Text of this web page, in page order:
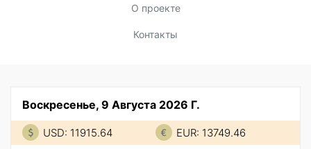
О проекте
Контакты
Воскресенье, 9 Августа 2026 Г.
USD: 11915.64 EUR: 13749.46